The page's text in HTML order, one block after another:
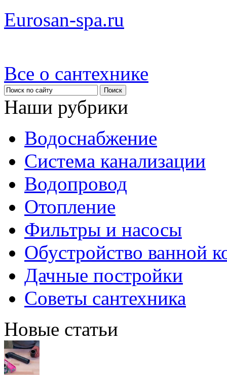
Eurosan-spa.ru
Все о сантехнике
Наши рубрики
Водоснабжение
Система канализации
Водопровод
Отопление
Фильтры и насосы
Обустройство ванной
Дачные постройки
Советы сантехника
Новые статьи